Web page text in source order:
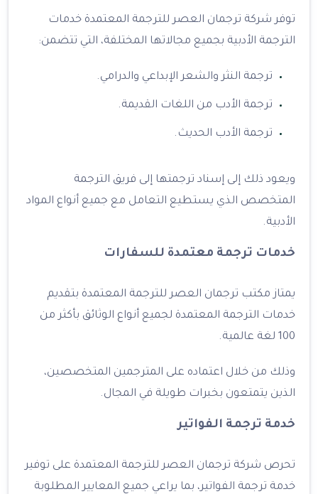
توفر شركة ترجمان العصر للترجمة المعتمدة خدمات
الترجمة الأدبية بجميع مجالاتها المختلفة، التي تتضمن:
ترجمة النثر والشعر الإبداعي والدرامي.
ترجمة الأدب من اللغات القديمة.
ترجمة الأدب الحديث.
ويعود ذلك إلى إسناد ترجمتها إلى فريق الترجمة
المتخصص الذي يستطيع التعامل مع جميع أنواع المواد
الأدبية.
خدمات ترجمة معتمدة للسفارات
يمتاز مكتب ترجمان العصر للترجمة المعتمدة بتقديم
خدمات الترجمة المعتمدة لجميع أنواع الوثائق بأكثر من
100 لغة عالمية.
وذلك من خلال اعتماده على المترجمين المتخصصين،
الذين يتمتعون بخبرات طويلة في المجال.
خدمة ترجمة الفواتير
تحرص شركة ترجمان العصر للترجمة المعتمدة على توفير
خدمة ترجمة الفواتير، بما يراعي جميع المعايير المطلوبة